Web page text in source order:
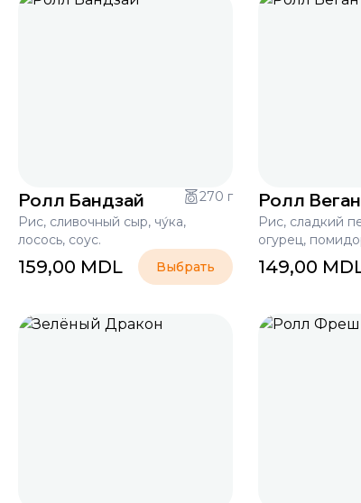
Ролл Бандзай
270 г
Рис, сливочный сыр, чу́ка,
лосось, соус.
159,00 MDL Выбрать
Ролл Веган
Рис, сладкий
огурец,
149,00